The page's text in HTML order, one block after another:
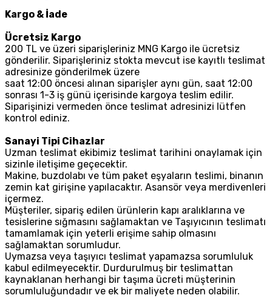
Kargo & İade
Ücretsiz Kargo
200 TL ve üzeri siparişleriniz MNG Kargo ile ücretsiz
gönderilir. Siparişleriniz stokta mevcut ise kayıtlı teslimat
adresinize gönderilmek üzere
saat 12:00 öncesi alınan siparişler aynı gün, saat 12:00
sonrası 1-3 iş günü içerisinde kargoya teslim edilir.
Siparişinizi vermeden önce teslimat adresinizi lütfen
kontrol ediniz.
Sanayi Tipi Cihazlar
Uzman teslimat ekibimiz teslimat tarihini onaylamak için
sizinle iletişime geçecektir.
Makine, buzdolabı ve tüm paket eşyaların teslimi, binanın
zemin kat girişine yapılacaktır. Asansör veya merdivenleri
içermez.
Müşteriler, sipariş edilen ürünlerin kapı aralıklarına ve
tesislerine sığmasını sağlamaktan ve Taşıyıcının teslimatı
tamamlamak için yeterli erişime sahip olmasını
sağlamaktan sorumludur.
Uymazsa veya taşıyıcı teslimat yapamazsa sorumluluk
kabul edilmeyecektir. Durdurulmuş bir teslimattan
kaynaklanan herhangi bir taşıma ücreti müşterinin
sorumluluğundadır ve ek bir maliyete neden olabilir.